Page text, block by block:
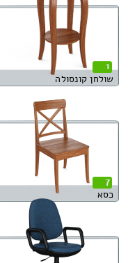
1
שולחן קונסולה
7
כסא